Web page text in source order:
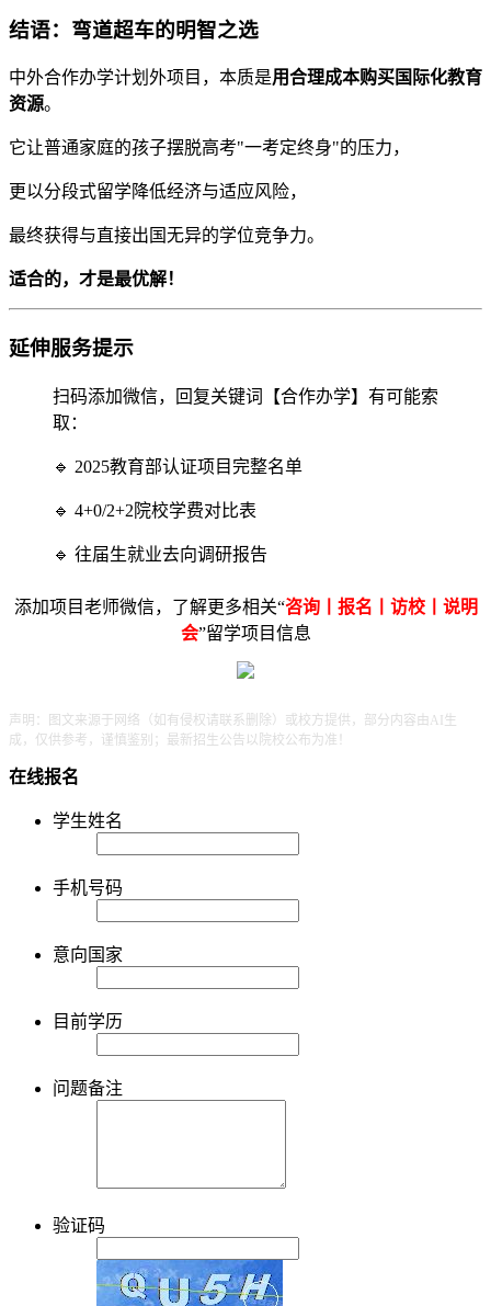
结语：弯道超车的明智之选
中外合作办学计划外项目，本质是用合理成本购买国际化教育
资源。
它让普通家庭的孩子摆脱高考"一考定终身"的压力，
更以分段式留学降低经济与适应风险，
最终获得与直接出国无异的学位竞争力。
适合的，才是最优解！
延伸服务提示
扫码添加微信，回复关键词【合作办学】有可能索
取：
🔹 2025教育部认证项目完整名单
🔹 4+0/2+2院校学费对比表
🔹 往届生就业去向调研报告
添加项目老师微信，了解更多相关“咨询丨报名丨访校丨说明
会”留学项目信息
声明：图文来源于网络（如有侵权请联系删除）或校方提供，部分内容由AI生
成，仅供参考，谨慎鉴别；最新招生公告以院校公布为准！
在线报名
学生姓名
手机号码
意向国家
目前学历
问题备注
验证码